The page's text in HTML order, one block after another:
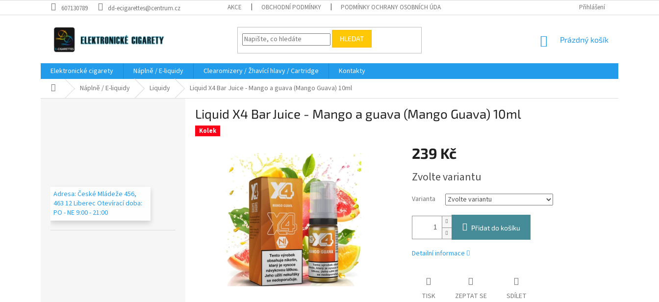
na
607130789 dd-ecigarettes@centrum.cz AKCE OBCHODNÍ PODMÍNKY PODMÍNKY OCHRANY OSOBNÍCH ÚDAJŮ Přihlášení
HLEDAT
NÁKUPNÍ
Prázdný košík
Elektronické cigarety Náplně / E-liquidy Clearomizery / Žhavící hlavy / Cartridge
Kontakty
Domů Náplně / E-liquidy Liquidy Liquid X4 Bar Juice - Mango a guava (Mango Guava) 10ml
Adresa: České Mládeže 456,
463 12 Liberec Otevírací doba:
PO - NE 9:00 - 21:00
Liquid X4 Bar Juice - Mango a guava (Mango Guava) 10ml
Kolek
239 Kč
cena:
Zvolte variantu
Varianta
Přidat do košíku
Detailní informace
TISK ZEPTAT SE SDÍLET